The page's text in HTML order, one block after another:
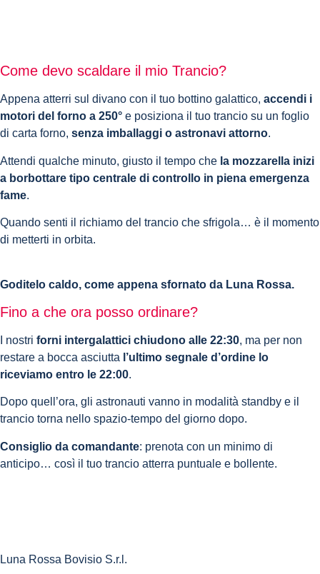
Come devo scaldare il mio Trancio?
Appena atterri sul divano con il tuo bottino galattico, accendi i
motori del forno a 250° e posiziona il tuo trancio su un foglio
di carta forno, senza imballaggi o astronavi attorno.
Attendi qualche minuto, giusto il tempo che la mozzarella inizi
a borbottare tipo centrale di controllo in piena emergenza
fame.
Quando senti il richiamo del trancio che sfrigola… è il momento
di metterti in orbita.
Goditelo caldo, come appena sfornato da Luna Rossa.
Fino a che ora posso ordinare?
I nostri forni intergalattici chiudono alle 22:30, ma per non
restare a bocca asciutta l’ultimo segnale d’ordine lo
riceviamo entro le 22:00.
Dopo quell’ora, gli astronauti vanno in modalità standby e il
trancio torna nello spazio-tempo del giorno dopo.
Consiglio da comandante: prenota con un minimo di
anticipo… così il tuo trancio atterra puntuale e bollente.
Luna Rossa Bovisio S.r.l.